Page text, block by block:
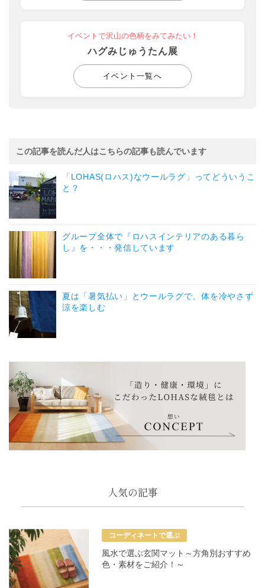
イベントで沢山の色柄をみてみたい！
ハグみじゅうたん展
イベント一覧へ
この記事を読んだ人はこちらの記事も読んでいます
「LOHAS(ロハス)なウールラグ」ってどういうこ
と？
グループ全体で『ロハスインテリアのある暮ら
し』を・・・発信しています
夏は「暑気払い」とウールラグで、体を冷やさず
涼を楽しむ
人気の記事
コーディネートで選ぶ
風水で選ぶ玄関マット～方角別おすすめ
色・素材をご紹介！～